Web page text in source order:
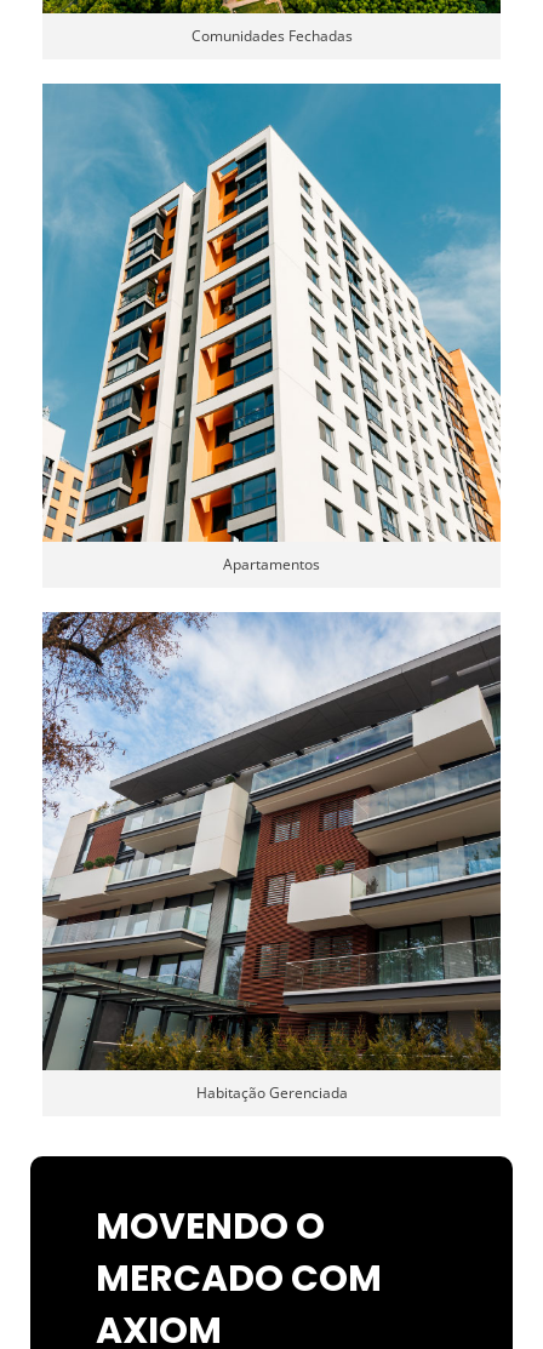
Comunidades Fechadas
Apartamentos
Habitação Gerenciada
MOVENDO O
MERCADO COM
AXIOM